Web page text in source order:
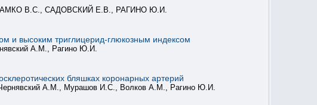
В.С., САДОВСКИЙ Е.В., РАГИНО Ю.И.
и высоким триглицерид-глюкозным индексом
А.М., Рагино Ю.И.
бляшках коронарных артерий
А.М., Мурашов И.С., Волков А.М., Рагино Ю.И.